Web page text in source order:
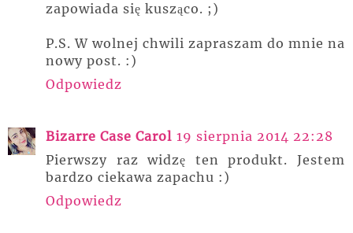
zapowiada się kusząco. ;)
P.S. W wolnej chwili zapraszam do mnie na
nowy post. :)
Odpowiedz
Bizarre Case Carol 19 sierpnia 2014 22:28
Pierwszy raz widzę ten produkt. Jestem
bardzo ciekawa zapachu :)
Odpowiedz